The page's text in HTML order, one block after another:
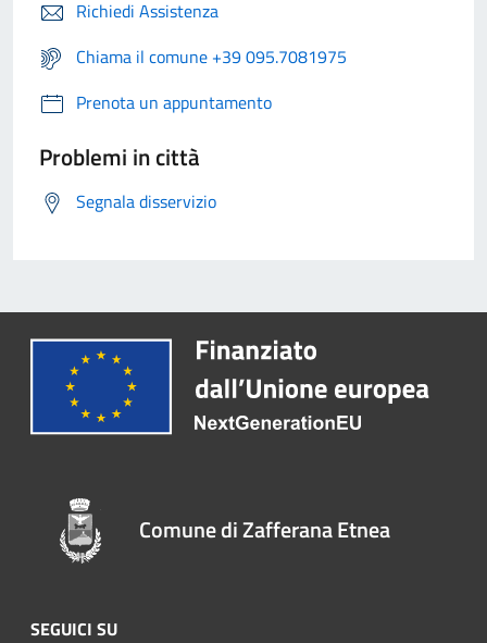
Richiedi Assistenza
Chiama il comune +39 095.7081975
Prenota un appuntamento
Problemi in città
Segnala disservizio
Comune di Zafferana Etnea
SEGUICI SU